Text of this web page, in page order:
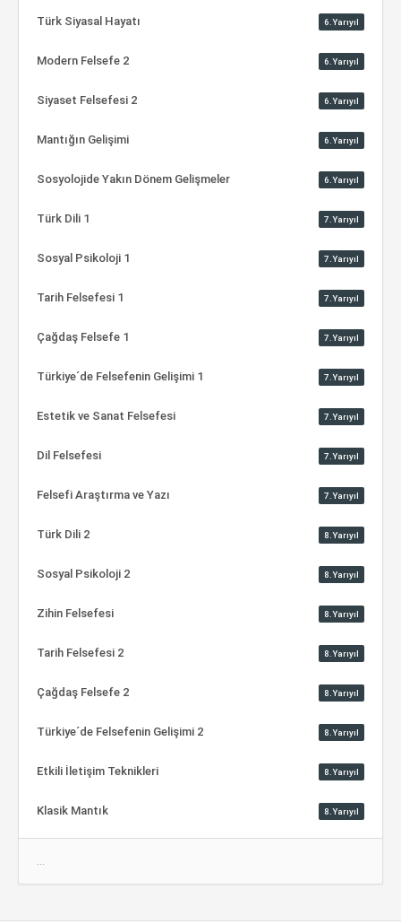
Türk Siyasal Hayatı 6.Yarıyıl
Modern Felsefe 2 6.Yarıyıl
Siyaset Felsefesi 2 6.Yarıyıl
Mantığın Gelişimi 6.Yarıyıl
Sosyolojide Yakın Dönem Gelişmeler 6.Yarıyıl
Türk Dili 1 7.Yarıyıl
Sosyal Psikoloji 1 7.Yarıyıl
Tarih Felsefesi 1 7.Yarıyıl
Çağdaş Felsefe 1 7.Yarıyıl
Türkiye´de Felsefenin Gelişimi 1 7.Yarıyıl
Estetik ve Sanat Felsefesi 7.Yarıyıl
Dil Felsefesi 7.Yarıyıl
Felsefi Araştırma ve Yazı 7.Yarıyıl
Türk Dili 2 8.Yarıyıl
Sosyal Psikoloji 2 8.Yarıyıl
Zihin Felsefesi 8.Yarıyıl
Tarih Felsefesi 2 8.Yarıyıl
Çağdaş Felsefe 2 8.Yarıyıl
Türkiye´de Felsefenin Gelişimi 2 8.Yarıyıl
Etkili İletişim Teknikleri 8.Yarıyıl
Klasik Mantık 8.Yarıyıl
...